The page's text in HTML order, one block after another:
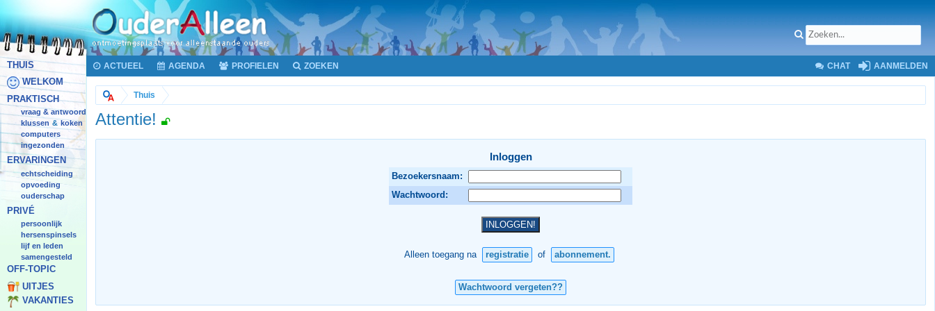
THUIS
WELKOM
PRAKTISCH
vraag & antwoord
klussen & koken
computers
ingezonden
ERVARINGEN
echtscheiding
opvoeding
ouderschap
PRIVÉ
persoonlijk
hersenspinsels
lijf en leden
samengesteld
OFF-TOPIC
UITJES
VAKANTIES
ACTUEEL AGENDA PROFIELEN ZOEKEN CHAT AANMELDEN
Thuis
Attentie!
Inloggen
Bezoekersnaam:
Wachtwoord:
Alleen toegang na registratie of abonnement.
Wachtwoord vergeten??